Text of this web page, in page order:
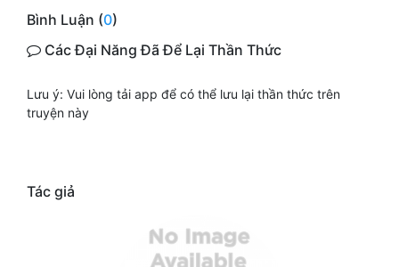
Bình Luận (0)
Các Đại Năng Đã Để Lại Thần Thức
Lưu ý: Vui lòng tải app để có thể lưu lại thần thức trên
truyện này
Tác giả